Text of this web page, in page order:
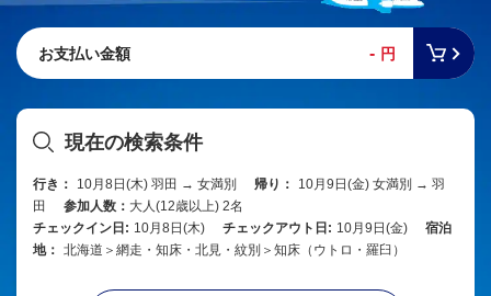
お支払い金額 - 円
現在の検索条件
行き： 10月8日(木) 羽田 → 女満別 帰り：
10月9日(金) 女満別 → 羽
田
参加人数： 大人(12歳以上) 2名
チェックイン日: 10月8日(木) チェックアウト日: 10月9日(金)
宿泊
地： 北海道＞網走・知床・北見・紋別＞知床（ウトロ・羅臼）